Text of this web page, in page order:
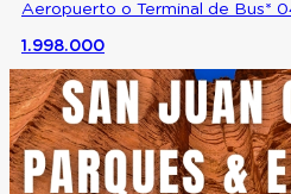
Aeropuerto o Terminal de Bus*
1.998.000